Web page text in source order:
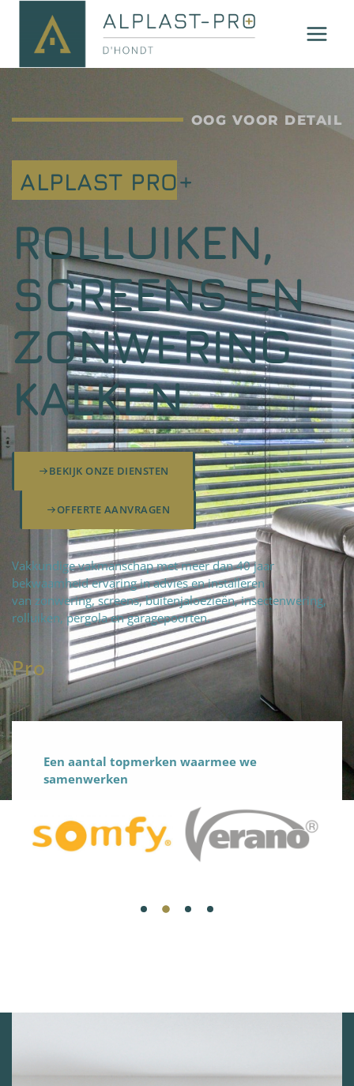
OOG VOOR DETAIL
ALPLAST PRO+
ROLLUIKEN,
SCREENS EN
ZONWERING
KALKEN
BEKIJK ONZE DIENSTEN
OFFERTE AANVRAGEN
Vakkundige vakmanschap met meer dan 40 jaar
bekwaamheid ervaring in advies en installeren
van zonwering, screens, buitenjaloezieën, insectenwering,
rolluiken, pergola en garagepoorten.
Pro fteam|
Een aantal topmerken waarmee we
samenwerken